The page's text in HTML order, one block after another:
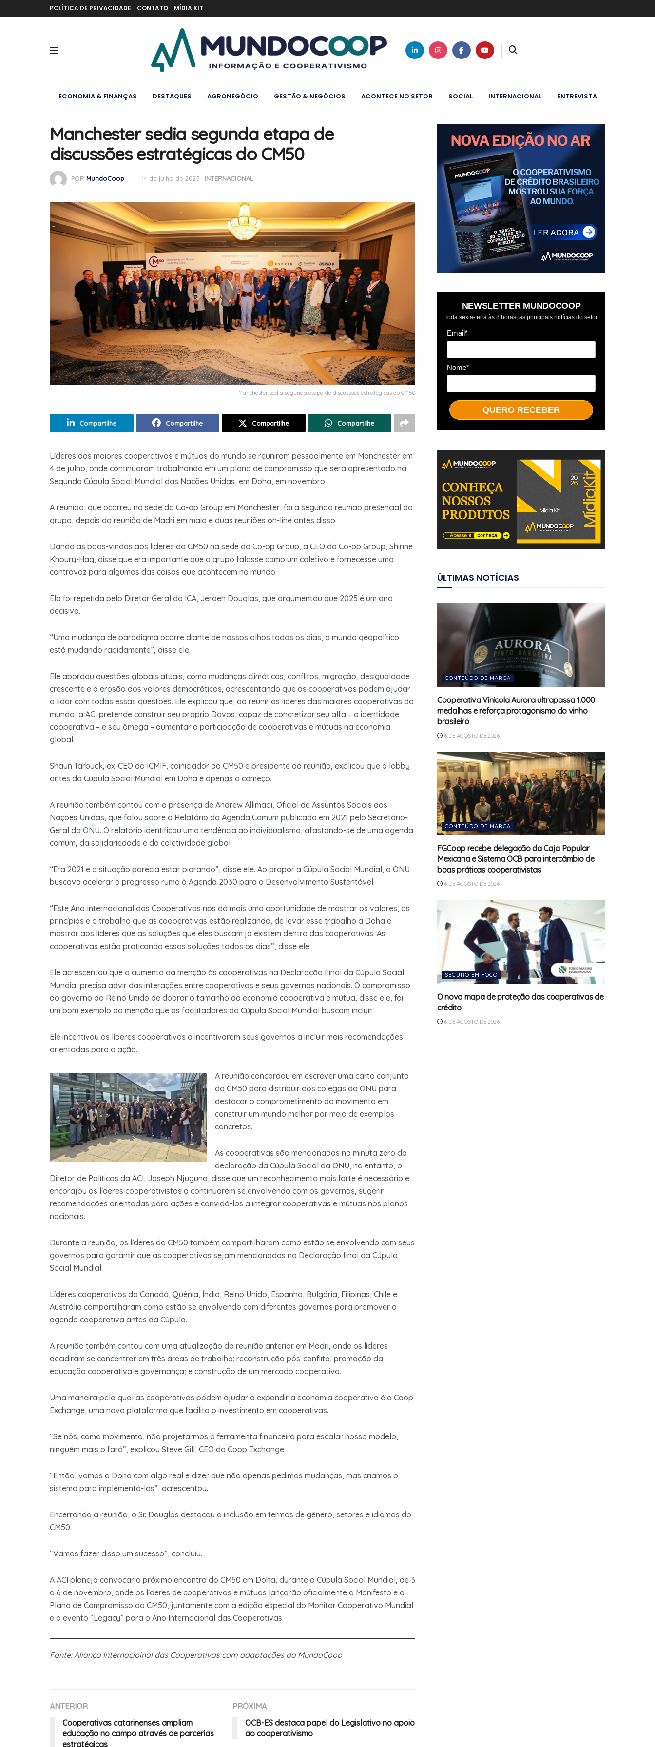
POLÍTICA DE PRIVACIDADE CONTATO MÍDIA KIT
ECONOMIA & FINANÇAS DESTAQUES AGRONEGÓCIO GESTÃO & NEGÓCIOS ACONTECE NO SETOR SOCIAL INTERNACIONAL ENTREVISTA
Manchester sedia segunda etapa de
discussões estratégicas do CM50
POR MundoCoop 14 de julho de 2025 INTERNACIONAL
Manchester sedia segunda etapa de discussões estratégicas do CM50
Compartilhe Compartilhe Compartilhe Compartilhe
Líderes das maiores cooperativas e mútuas do mundo se reuniram pessoalmente em Manchester em
4 de julho, onde continuaram trabalhando em um plano de compromisso que será apresentado na
Segunda Cúpula Social Mundial das Nações Unidas, em Doha, em novembro.
A reunião, que ocorreu na sede do Co-op Group em Manchester, foi a segunda reunião presencial do
grupo, depois da reunião de Madri em maio e duas reuniões on-line antes disso.
Dando as boas-vindas aos líderes do CM50 na sede do Co-op Group, a CEO do Co-op Group, Shirine
Khoury-Haq, disse que era importante que o grupo falasse como um coletivo e fornecesse uma
contravoz para algumas das coisas que acontecem no mundo.
Ela foi repetida pelo Diretor Geral do ICA, Jeroen Douglas, que argumentou que 2025 é um ano
decisivo.
“Uma mudança de paradigma ocorre diante de nossos olhos todos os dias, o mundo geopolítico
está mudando rapidamente”, disse ele.
Ele abordou questões globais atuais, como mudanças climáticas, conflitos, migração, desigualdade
crescente e a erosão dos valores democráticos, acrescentando que as cooperativas podem ajudar
a lidar com todas essas questões. Ele explicou que, ao reunir os líderes das maiores cooperativas do
mundo, a ACI pretende construir seu próprio Davos, capaz de concretizar seu alfa – a identidade
cooperativa – e seu ômega – aumentar a participação de cooperativas e mútuas na economia
global.
Shaun Tarbuck, ex-CEO do ICMIF, coiniciador do CM50 e presidente da reunião, explicou que o lobby
antes da Cúpula Social Mundial em Doha é apenas o começo.
A reunião também contou com a presença de Andrew Allimadi, Oficial de Assuntos Sociais das
Nações Unidas, que falou sobre o Relatório da Agenda Comum publicado em 2021 pelo Secretário-
Geral da ONU. O relatório identificou uma tendência ao individualismo, afastando-se de uma agenda
comum, da solidariedade e da coletividade global.
“Era 2021 e a situação parecia estar piorando”, disse ele. Ao propor a Cúpula Social Mundial, a ONU
buscava acelerar o progresso rumo à Agenda 2030 para o Desenvolvimento Sustentável.
“Este Ano Internacional das Cooperativas nos dá mais uma oportunidade de mostrar os valores, os
princípios e o trabalho que as cooperativas estão realizando, de levar esse trabalho a Doha e
mostrar aos líderes que as soluções que eles buscam já existem dentro das cooperativas. As
cooperativas estão praticando essas soluções todos os dias”, disse ele.
Ele acrescentou que o aumento da menção às cooperativas na Declaração Final da Cúpula Social
Mundial precisa advir das interações entre cooperativas e seus governos nacionais. O compromisso
do governo do Reino Unido de dobrar o tamanho da economia cooperativa e mútua, disse ele, foi
um bom exemplo da menção que os facilitadores da Cúpula Social Mundial buscam incluir.
Ele incentivou os líderes cooperativos a incentivarem seus governos a incluir mais recomendações
orientadas para a ação.
A reunião concordou em escrever uma carta conjunta
do CM50 para distribuir aos colegas da ONU para
destacar o comprometimento do movimento em
construir um mundo melhor por meio de exemplos
concretos.
As cooperativas são mencionadas na minuta zero da
declaração da Cúpula Social da ONU, no entanto, o
Diretor de Políticas da ACI, Joseph Njuguna, disse que um reconhecimento mais forte é necessário e
encorajou os líderes cooperativistas a continuarem se envolvendo com os governos, sugerir
recomendações orientadas para ações e convidá-los a integrar cooperativas e mútuas nos planos
nacionais.
Durante a reunião, os líderes do CM50 também compartilharam como estão se envolvendo com seus
governos para garantir que as cooperativas sejam mencionadas na Declaração final da Cúpula
Social Mundial.
Líderes cooperativos do Canadá, Quênia, Índia, Reino Unido, Espanha, Bulgária, Filipinas, Chile e
Austrália compartilharam como estão se envolvendo com diferentes governos para promover a
agenda cooperativa antes da Cúpula.
A reunião também contou com uma atualização da reunião anterior em Madri, onde os líderes
decidiram se concentrar em três áreas de trabalho: reconstrução pós-conflito, promoção da
educação cooperativa e governança; e construção de um mercado cooperativo.
Uma maneira pela qual as cooperativas podem ajudar a expandir a economia cooperativa é o Coop
Exchange, uma nova plataforma que facilita o investimento em cooperativas.
“Se nós, como movimento, não projetarmos a ferramenta financeira para escalar nosso modelo,
ninguém mais o fará”, explicou Steve Gill, CEO da Coop Exchange.
“Então, vamos a Doha com algo real e dizer que não apenas pedimos mudanças, mas criamos o
sistema para implementá-las”, acrescentou.
Encerrando a reunião, o Sr. Douglas destacou a inclusão em termos de gênero, setores e idiomas do
CM50.
“Vamos fazer disso um sucesso”, concluiu.
A ACI planeja convocar o próximo encontro do CM50 em Doha, durante a Cúpula Social Mundial, de 3
a 6 de novembro, onde os líderes de cooperativas e mútuas lançarão oficialmente o Manifesto e o
Plano de Compromisso do CM50, juntamente com a edição especial do Monitor Cooperativo Mundial
e o evento “Legacy” para o Ano Internacional das Cooperativas.
Fonte: Aliança Internacioinal das Cooperativas com adaptações da MundoCoop
ANTERIOR
Cooperativas catarinenses ampliam
educação no campo através de parcerias
estratégicas
PRÓXIMA
OCB-ES destaca papel do Legislativo no apoio
ao cooperativismo
NEWSLETTER MUNDOCOOP
Toda sexta-feira às 8 horas, as principais notícias do setor.
Email*
Nome*
QUERO RECEBER
ÚLTIMAS NOTÍCIAS
CONTEÚDO DE MARCA
Cooperativa Vinícola Aurora ultrapassa 1.000
medalhas e reforça protagonismo do vinho
brasileiro
6 DE AGOSTO DE 2026
CONTEÚDO DE MARCA
FGCoop recebe delegação da Caja Popular
Mexicana e Sistema OCB para intercâmbio de
boas práticas cooperativistas
6 DE AGOSTO DE 2026
SEGURO EM FOCO
O novo mapa de proteção das cooperativas de
crédito
6 DE AGOSTO DE 2026